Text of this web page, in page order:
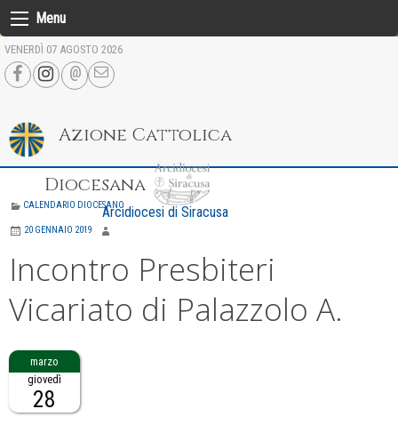
Skip
to
content
Menu
VENERDÌ 07 AGOSTO 2026
Azione Cattolica
Diocesana
Arcidiocesi di Siracusa
CALENDARIO DIOCESANO
20 GENNAIO 2019
Incontro Presbiteri
Vicariato di Palazzolo A.
giovedì
28